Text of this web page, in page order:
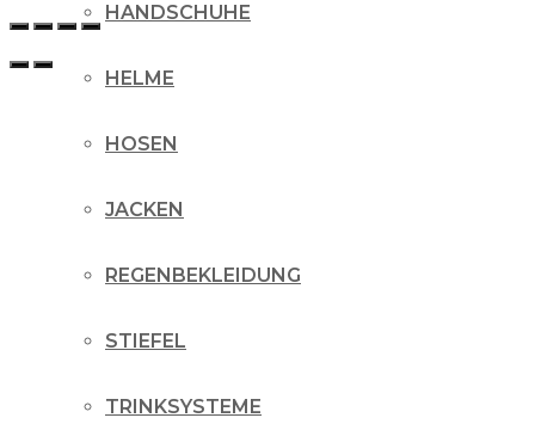
HANDSCHUHE
HELME
HOSEN
JACKEN
REGENBEKLEIDUNG
STIEFEL
TRINKSYSTEME